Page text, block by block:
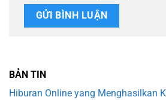
BẢN TIN
Hiburan Online yang Menghasilkan